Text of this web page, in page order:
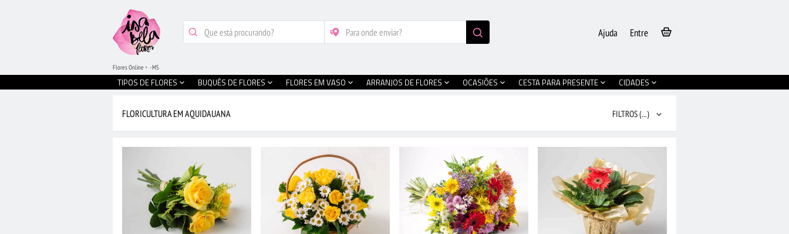
Entre
Ajuda
TIPOS DE FLORES BUQUÊS DE FLORES FLORES EM VASO ARRANJOS DE FLORES OCASIÕES CESTA PARA PRESENTE CIDADES
Flores Online - MS
FLORICULTURA EM AQUIDAUANA FILTROS(...)